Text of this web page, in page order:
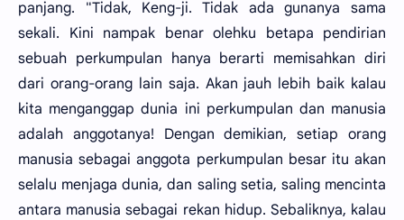
panjang. "Tidak, Keng-ji. Tidak ada gunanya sama
sekali. Kini nampak benar olehku betapa pendirian
sebuah perkumpulan hanya berarti memisahkan diri
dari orang-orang lain saja. Akan jauh lebih baik kalau
kita menganggap dunia ini perkumpulan dan manusia
adalah anggotanya! Dengan demikian, setiap orang
manusia sebagai anggota perkumpulan besar itu akan
selalu menjaga dunia, dan saling setia, saling mencinta
antara manusia sebagai rekan hidup. Sebaliknya, kalau